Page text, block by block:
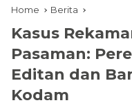
Home Berita
Kasus
Pasaman:
Editan dan
Kodam